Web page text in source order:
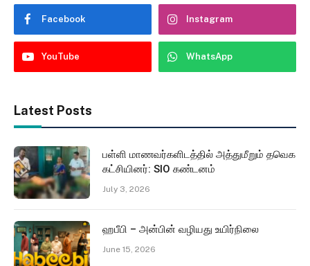
Facebook Instagram
YouTube WhatsApp
Latest Posts
பள்ளி மாணவர்களிடத்தில் அத்துமீறும் தவெக
கட்சியினர்: SIO கண்டனம்
July 3, 2026
ஹபீபி – அன்பின் வழியது உயிர்நிலை
June 15, 2026